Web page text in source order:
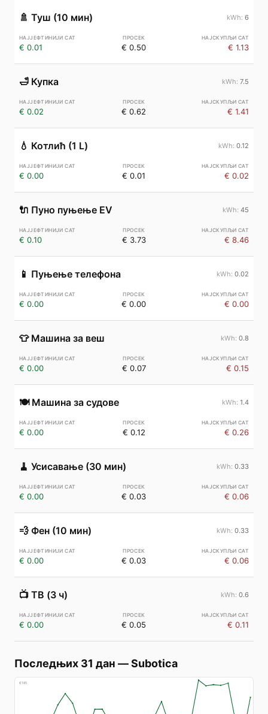
🚿 Туш (10 мин) 6
€ 0.01 € 0.50 € 1.13
🛁 Купка 7.5
€ 0.02 € 0.62 € 1.41
💧 Котлић (1 L) 0.12
€ 0.00 € 0.01 € 0.02
🔌 Пуно пуњење EV 45
€ 0.10 € 3.73 € 8.46
📱 Пуњење телефона 0.02
€ 0.00 € 0.00 € 0.00
👕 Машина за веш 0.8
€ 0.00 € 0.07 € 0.15
🍽️ Машина за судове 1.4
€ 0.00 € 0.12 € 0.26
🧹 Усисавање (30 мин) 0.33
€ 0.00 € 0.03 € 0.06
💨 Фен (10 мин) 0.33
€ 0.00 € 0.03 € 0.06
📺 ТВ (3 ч) 0.6
€ 0.00 € 0.05 € 0.11
Последњих 31 дан —Subotica
€185